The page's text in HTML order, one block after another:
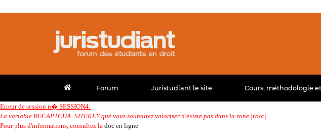
Forum Juristudiant le site Cours, méthodologie
Erreur de session n� SESSION4:
La variable RECAPTCHA_SITEKEY que vous souhaitez valoriser n'existe pas dans la zone |root|.
Pour plus d'informations, consultez la doc en ligne